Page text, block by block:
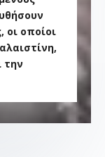
οι οποίοι
την